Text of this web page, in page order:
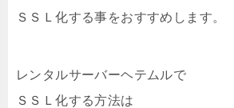
ＳＳＬ化する事をおすすめします。
レンタルサーバーヘテムルで
ＳＳＬ化する方法は